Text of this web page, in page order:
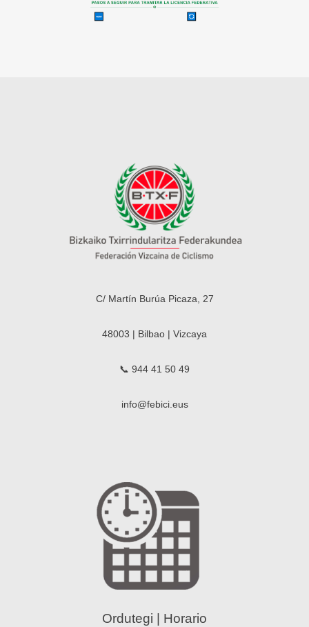
C/ Martín Burúa Picaza, 27
48003 | Bilbao | Vizcaya
📞 944 41 50 49
info@febici.eus
Ordutegi | Horario